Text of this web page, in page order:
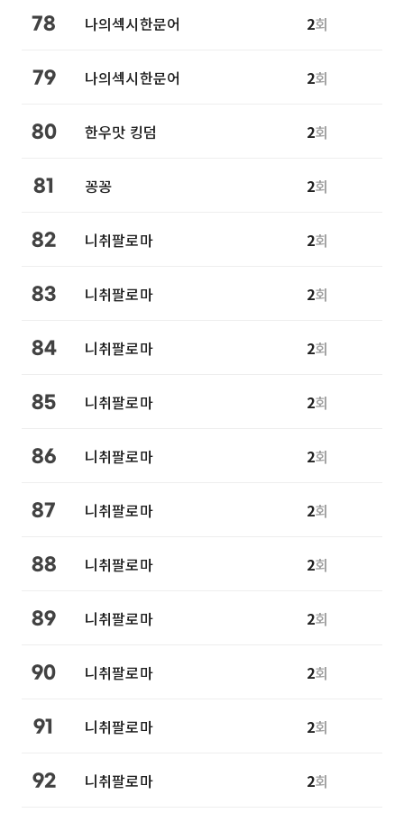
78 나의섹시한문어 2회
79 나의섹시한문어 2회
80 한우맛 킹덤 2회
81 꽁꽁 2회
82 니취팔로마 2회
83 니취팔로마 2회
84 니취팔로마 2회
85 니취팔로마 2회
86 니취팔로마 2회
87 니취팔로마 2회
88 니취팔로마 2회
89 니취팔로마 2회
90 니취팔로마 2회
91 니취팔로마 2회
92 니취팔로마 2회